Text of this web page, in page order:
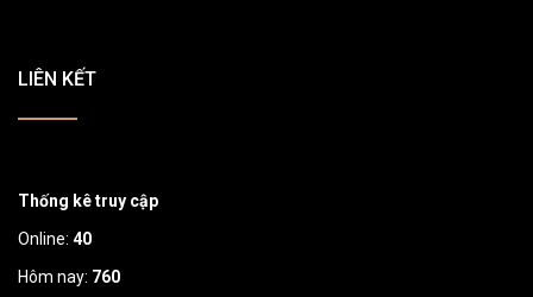
LIÊN KẾT
Thống kê truy cập
Online: 40
Hôm nay: 760